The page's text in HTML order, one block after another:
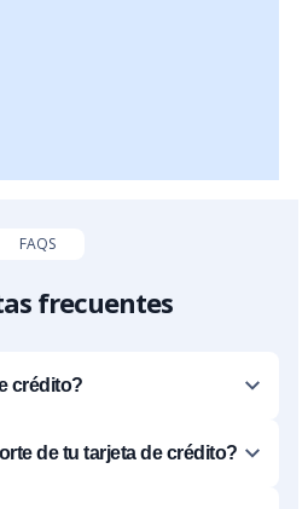
FAQS
frecuentes
crédito?
de tu tarjeta de crédito?